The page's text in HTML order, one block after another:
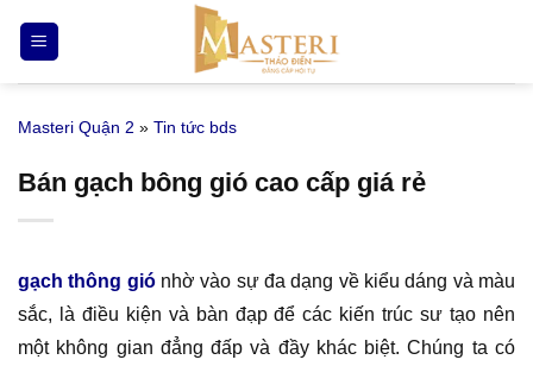
qua
nội
Masteri Quận 2 » Tin tức bds
Bán gạch bông gió cao cấp giá rẻ
gạch thông giónhờ vào sự đa dạng về kiểu dáng và màu
sắc, là điều kiện và bàn đạp để các kiến trúc sư tạo nên
một không gian đẳng đấp và đầy khác biệt. Chúng ta có